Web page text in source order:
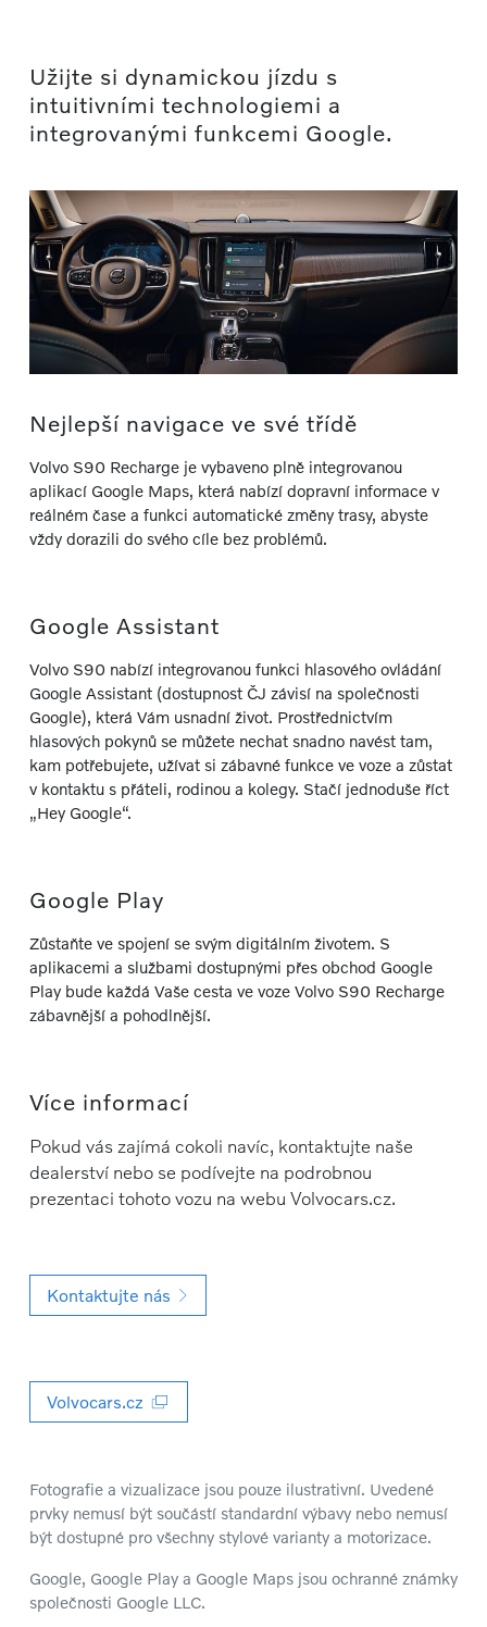
Užijte si dynamickou jízdu s
intuitivními technologiemi a
integrovanými funkcemi Google.
Nejlepší navigace ve své třídě
Volvo S90 Recharge je vybaveno plně integrovanou
aplikací Google Maps, která nabízí dopravní informace v
reálném čase a funkci automatické změny trasy, abyste
vždy dorazili do svého cíle bez problémů.
Google Assistant
Volvo S90 nabízí integrovanou funkci hlasového ovládání
Google Assistant (dostupnost ČJ závisí na společnosti
Google), která Vám usnadní život. Prostřednictvím
hlasových pokynů se můžete nechat snadno navést tam,
kam potřebujete, užívat si zábavné funkce ve voze a zůstat
v kontaktu s přáteli, rodinou a kolegy. Stačí jednoduše říct
„Hey Google“.
Google Play
Zůstaňte ve spojení se svým digitálním životem. S
aplikacemi a službami dostupnými přes obchod Google
Play bude každá Vaše cesta ve voze Volvo S90 Recharge
zábavnější a pohodlnější.
Více informací
Pokud vás zajímá cokoli navíc, kontaktujte naše
dealerství nebo se podívejte na podrobnou
prezentaci tohoto vozu na webu Volvocars.cz.
Kontaktujte nás
Volvocars.cz
Fotografie a vizualizace jsou pouze ilustrativní. Uvedené
prvky nemusí být součástí standardní výbavy nebo nemusí
být dostupné pro všechny stylové varianty a motorizace.
Google, Google Play a Google Maps jsou ochranné známky
společnosti Google LLC.